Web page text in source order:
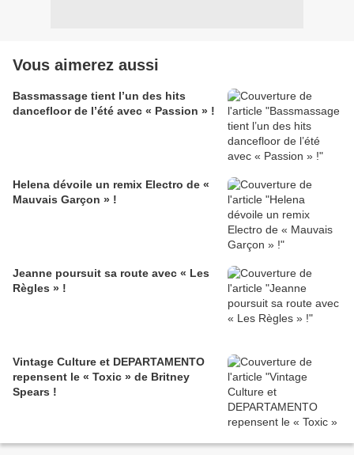
Vous aimerez aussi
Bassmassage tient l’un des hits
dancefloor de l’été avec « Passion » !
Helena dévoile un remix Electro de «
Mauvais Garçon » !
Jeanne poursuit sa route avec « Les
Règles » !
Vintage Culture et DEPARTAMENTO
repensent le « Toxic » de Britney
Spears !